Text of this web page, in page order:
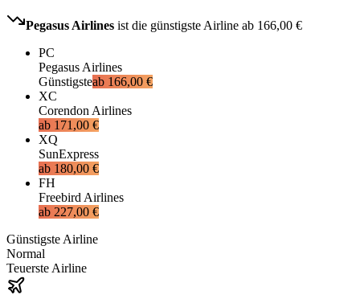
Pegasus Airlines ist die günstigste Airline ab 166,00 €
PC
Pegasus Airlines
Günstigsteab 166,00 €
XC
Corendon Airlines
ab 171,00 €
XQ
SunExpress
ab 180,00 €
FH
Freebird Airlines
ab 227,00 €
Günstigste Airline
Normal
Teuerste Airline